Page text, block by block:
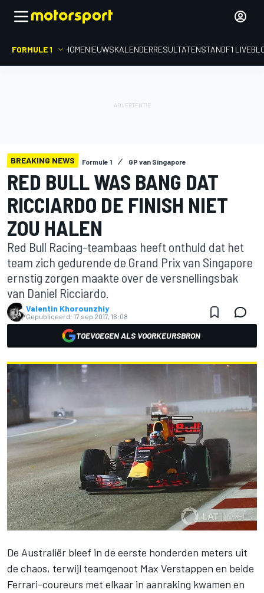
FORMULE 1 HOMENIEUWSKALENDERRESULTATENSTANDF1
BREAKING NEWS Formule 1 GP van Singapore
RED BULL WAS BANG DAT
RICCIARDO DE FINISH NIET
ZOU HALEN
Red Bull Racing-teambaas heeft onthuld dat het
team zich gedurende de Grand Prix van Singapore
ernstig zorgen maakte over de versnellingsbak
van Daniel Ricciardo.
Valentin Khorounzhiy
Gepubliceerd: 17 sep 2017, 16:08
TOEVOEGEN ALS VOORKEURSBRON
De Australiër bleef in de eerste honderden meters uit
de chaos, terwijl teamgenoot Max Verstappen en beide
Ferrari-coureurs met elkaar in aanraking kwamen en